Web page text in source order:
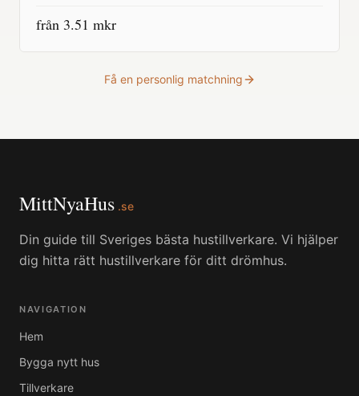
från 3.51 mkr
Få en personlig matchning
MittNyaHus .se
Din guide till Sveriges bästa hustillverkare. Vi hjälper
dig hitta rätt hustillverkare för ditt drömhus.
NAVIGATION
Hem
Bygga nytt hus
Tillverkare